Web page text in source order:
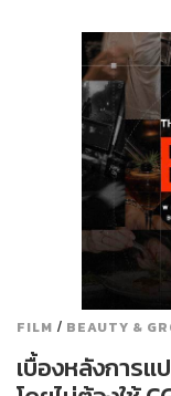
FILM / BEAUTY &
เบื้องหลังการแ